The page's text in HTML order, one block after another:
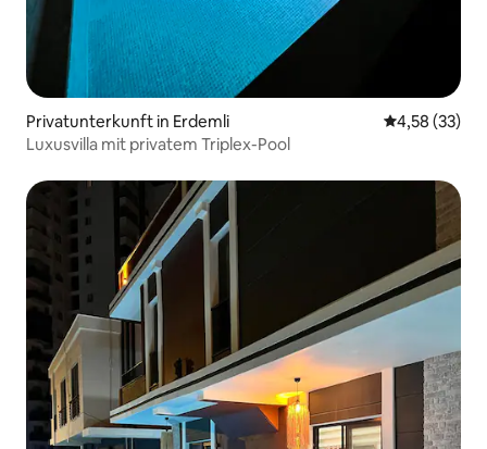
Privatunterkunft in Erdemli
4,58 (33)
Luxusvilla mit privatem Triplex-Pool